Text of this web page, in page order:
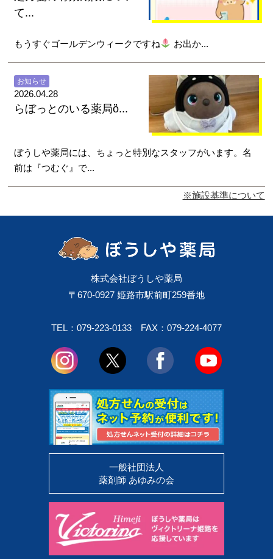
て...
もうすぐゴールデンウィークですね お出か...
2026.04.28
お知らせ
らぼっとのいる薬局ὂ...
ぼうしや薬局には、ちょっと特別なスタッフがいます。名
前は『つむぐ』で...
※施設基準について
株式会社ぼうしや薬局
〒670-0927 姫路市駅前町259番地
TEL：079-223-0133 FAX：079-224-4077
一般社団法人
薬剤師 あゆみの会